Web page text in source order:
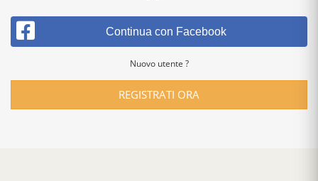
Continua con Facebook
Nuovo utente ?
REGISTRATI ORA